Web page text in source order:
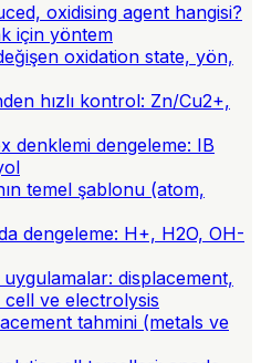
oxidising agent hangisi?
için yöntem
oxidation state, yön,
hızlı kontrol: Zn/Cu2+,
denklemi dengeleme: IB
temel şablonu (atom,
dengeleme: H+, H2O, OH-
displacement,
ve electrolysis
tahmini (metals ve